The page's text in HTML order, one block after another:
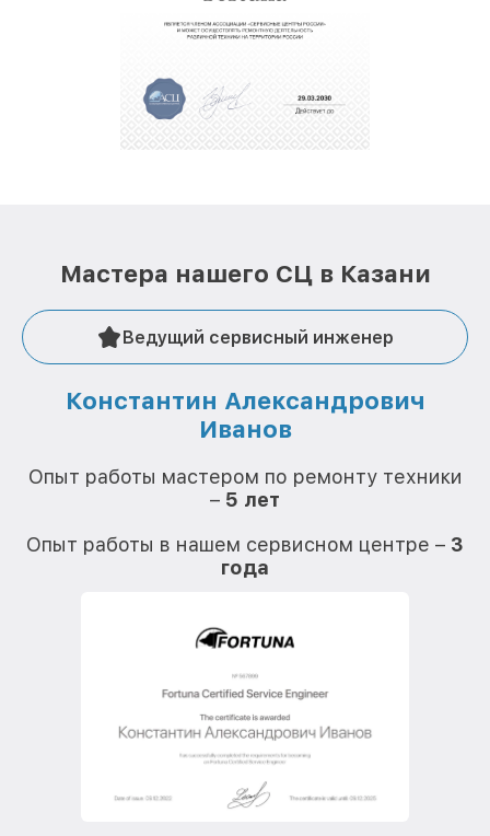
обеспечат доставку устройств в сервис в
полной сохранности и бесплатно.
положительные отзывы и обрели отличную
репутацию. Мы постоянно совершенствуемся и
Мастера нашего СЦ в Казани
Ведущий сервисный инженер
Константин Александрович
Иванов
Опыт работы мастером по ремонту техники
– 5 лет
Опыт работы в нашем сервисном центре – 3
года